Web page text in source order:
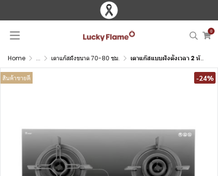
0
Home ... เตาแก๊สฝังขนาด 70-80 ซม. เตาแก๊สแบบฝังตั้งเวลา 2 หัว หน้ากระจกนิรภัย
สินค้าขายดี -24%